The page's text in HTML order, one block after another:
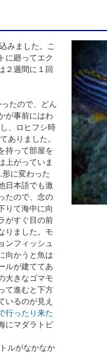
みました。こ
に廻ってエク
２週間に１回
たので、どん
が事前にはわ
、ロヒフシ時
ありました。
持って部屋を
上がっていま
形に変わった
日本語でも激
たので、念の
りて海中に向
がすぐ目の前
りました。モ
ンフィッシュ
向かうと魚は
ルが建ててあ
大きなゴマモ
て進むと下方
いるのが見え
行ったり来た
にマダラトビ
ルがなかなか